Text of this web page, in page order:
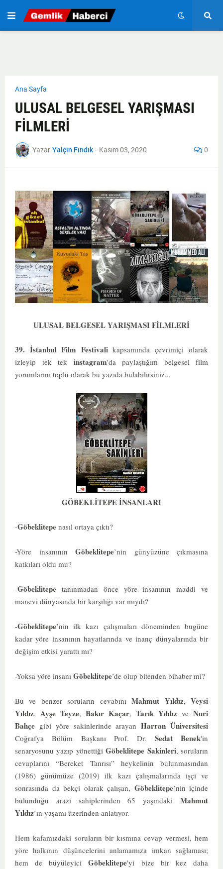
Ana Sayfa
ULUSAL BELGESEL YARIŞMASI
FİLMLERİ
Yazar Yalçın Fındık - Kasım 03, 2020 0
ULUSAL BELGESEL YARIŞMASI FİLMLERİ
39. İstanbul Film Festivali kapsamında çevrimiçi olarak
izleyip tek tek instagram'da paylaştığım belgesel film
yorumlarını toplu olarak bu yazıda bulabilirsiniz...
GÖBEKLİTEPE İNSANLARI
-Göbeklitepe nasıl ortaya çıktı?
-Yöre insanının Göbeklitepe’nin günyüzüne çıkmasına
katkıları oldu mu?
-Göbeklitepe tanınmadan önce yöre insanının maddi ve
manevi dünyasında bir karşılığı var mıydı?
-Göbeklitepe’nin ilk kazı çalışmaları döneminden bugüne
kadar yöre insanının hayatlarında ve inanç dünyalarında bir
değişim etkisi yarattı mı?
-Yoksa yöre insanı Göbeklitepe’de olup bitenden bihaber mi?
Bu ve benzer soruların cevabınıMahmut Yıldız,Veysi
Yıldız, Ayşe Teyze, Bakır Kaçar, Tarık Yıldız ve Nuri
Bahçe gibi yöre sakinlerinde arayanHarran Üniversitesi
Coğrafya Bölüm Başkanı Prof. Dr. Sedat Benek'in
senaryosunu yazıp yönettiğiGöbeklitepe Sakinleri, soruların
cevaplarını “Bereket Tanrısı” heykelinin bulunmasından
(1986) günümüze (2019) ilk kazı çalışmalarında işçi ve
sonrasında da bekçi olarak çalışan, Göbeklitepe’nin içinde
bulunduğu arazi sahiplerinden 65 yaşındaki Mahmut
Yıldız’ın yaşamı üzerinden anlatıyor.
Hem kafamızdaki soruların bir kısmına cevap vermesi, hem
yöre halkının düşüncelerini anlamamıza imkan sağlaması;
hem de büyüleyiciGöbeklitepe'yi bize bir kez daha